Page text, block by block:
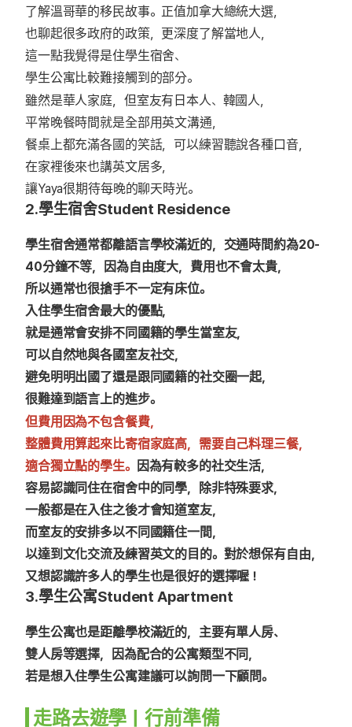
了解溫哥華的移民故事。正值加拿大總統大選，
也聊起很多政府的政策，更深度了解當地人，
這一點我覺得是住學生宿舍、
學生公寓比較難接觸到的部分。
雖然是華人家庭，但室友有日本人、韓國人，
平常晚餐時間就是全部用英文溝通，
餐桌上都充滿各國的笑話，可以練習聽說各種口音，
在家裡後來也講英文居多，
讓Yaya很期待每晚的聊天時光。
2.學生宿舍Student Residence
學生宿舍通常都離語言學校滿近的，交通時間約為20-
40分鐘不等，因為自由度大，費用也不會太貴，
所以通常也很搶手不一定有床位。
入住學生宿舍最大的優點，
就是通常會安排不同國籍的學生當室友，
可以自然地與各國室友社交，
避免明明出國了還是跟同國籍的社交圈一起，
很難達到語言上的進步。
但費用因為不包含餐費，
整體費用算起來比寄宿家庭高，需要自己料理三餐，
適合獨立點的學生。 因為有較多的社交生活，
容易認識同住在宿舍中的同學，除非特殊要求，
一般都是在入住之後才會知道室友，
而室友的安排多以不同國籍住一間，
以達到文化交流及練習英文的目的。對於想保有自由，
又想認識許多人的學生也是很好的選擇喔！
3.學生公寓Student Apartment
學生公寓也是距離學校滿近的，主要有單人房、
雙人房等選擇，因為配合的公寓類型不同，
若是想入住學生公寓建議可以詢問一下顧問。
走路去遊學｜行前準備